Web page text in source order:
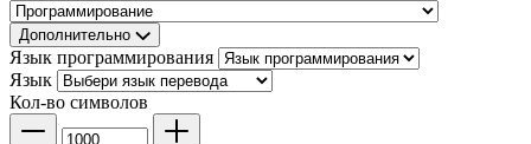
Дополнительно
Язык программирования
Язык
Кол-во символов